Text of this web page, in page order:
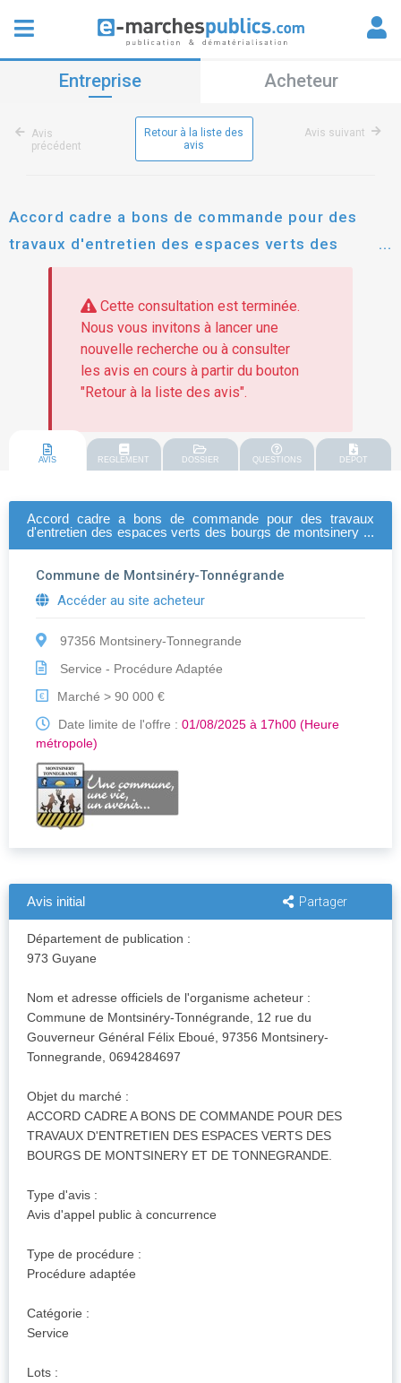
Entreprise Acheteur
Avis
précédent
Retour à la liste des
avis
Avis suivant
Accord cadre a bons de commande pour des
travaux d'entretien des espaces verts des
bourgs de montsinery et de tonnegrande.
Cette consultation est terminée.
Nous vous invitons à lancer une
nouvelle recherche ou à consulter
les avis en cours à partir du bouton
"Retour à la liste des avis".
AVIS REGLEMENT DOSSIER QUESTIONS DEPOT
Accord cadre a bons de commande pour des travaux
d'entretien des espaces verts des bourgs de montsinery et
Commune de Montsinéry-Tonnégrande
Accéder au site acheteur
97356 Montsinery-Tonnegrande
Service - Procédure Adaptée
€
Marché > 90 000 €
Date limite de l'offre : 01/08/2025 à 17h00 (Heure
métropole)
Avis initial Partager
Département de publication :
973 Guyane
Nom et adresse officiels de l'organisme acheteur :
Commune de Montsinéry-Tonnégrande, 12 rue du
Gouverneur Général Félix Eboué, 97356 Montsinery-
Tonnegrande, 0694284697
Objet du marché :
ACCORD CADRE A BONS DE COMMANDE POUR DES
TRAVAUX D'ENTRETIEN DES ESPACES VERTS DES
BOURGS DE MONTSINERY ET DE TONNEGRANDE.
Type d'avis :
Avis d'appel public à concurrence
Type de procédure :
Procédure adaptée
Catégorie :
Service
Lots :